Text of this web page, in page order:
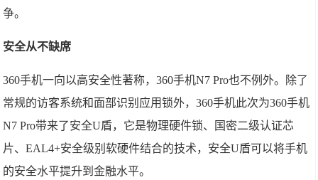
争。
安全从不缺席
360手机一向以高安全性著称，360手机N7 Pro也不例外。除了
常规的访客系统和面部识别应用锁外，360手机此次为360手机
N7 Pro带来了安全U盾，它是物理硬件锁、国密二级认证芯
片、EAL4+安全级别软硬件结合的技术，安全U盾可以将手机
的安全水平提升到金融水平。